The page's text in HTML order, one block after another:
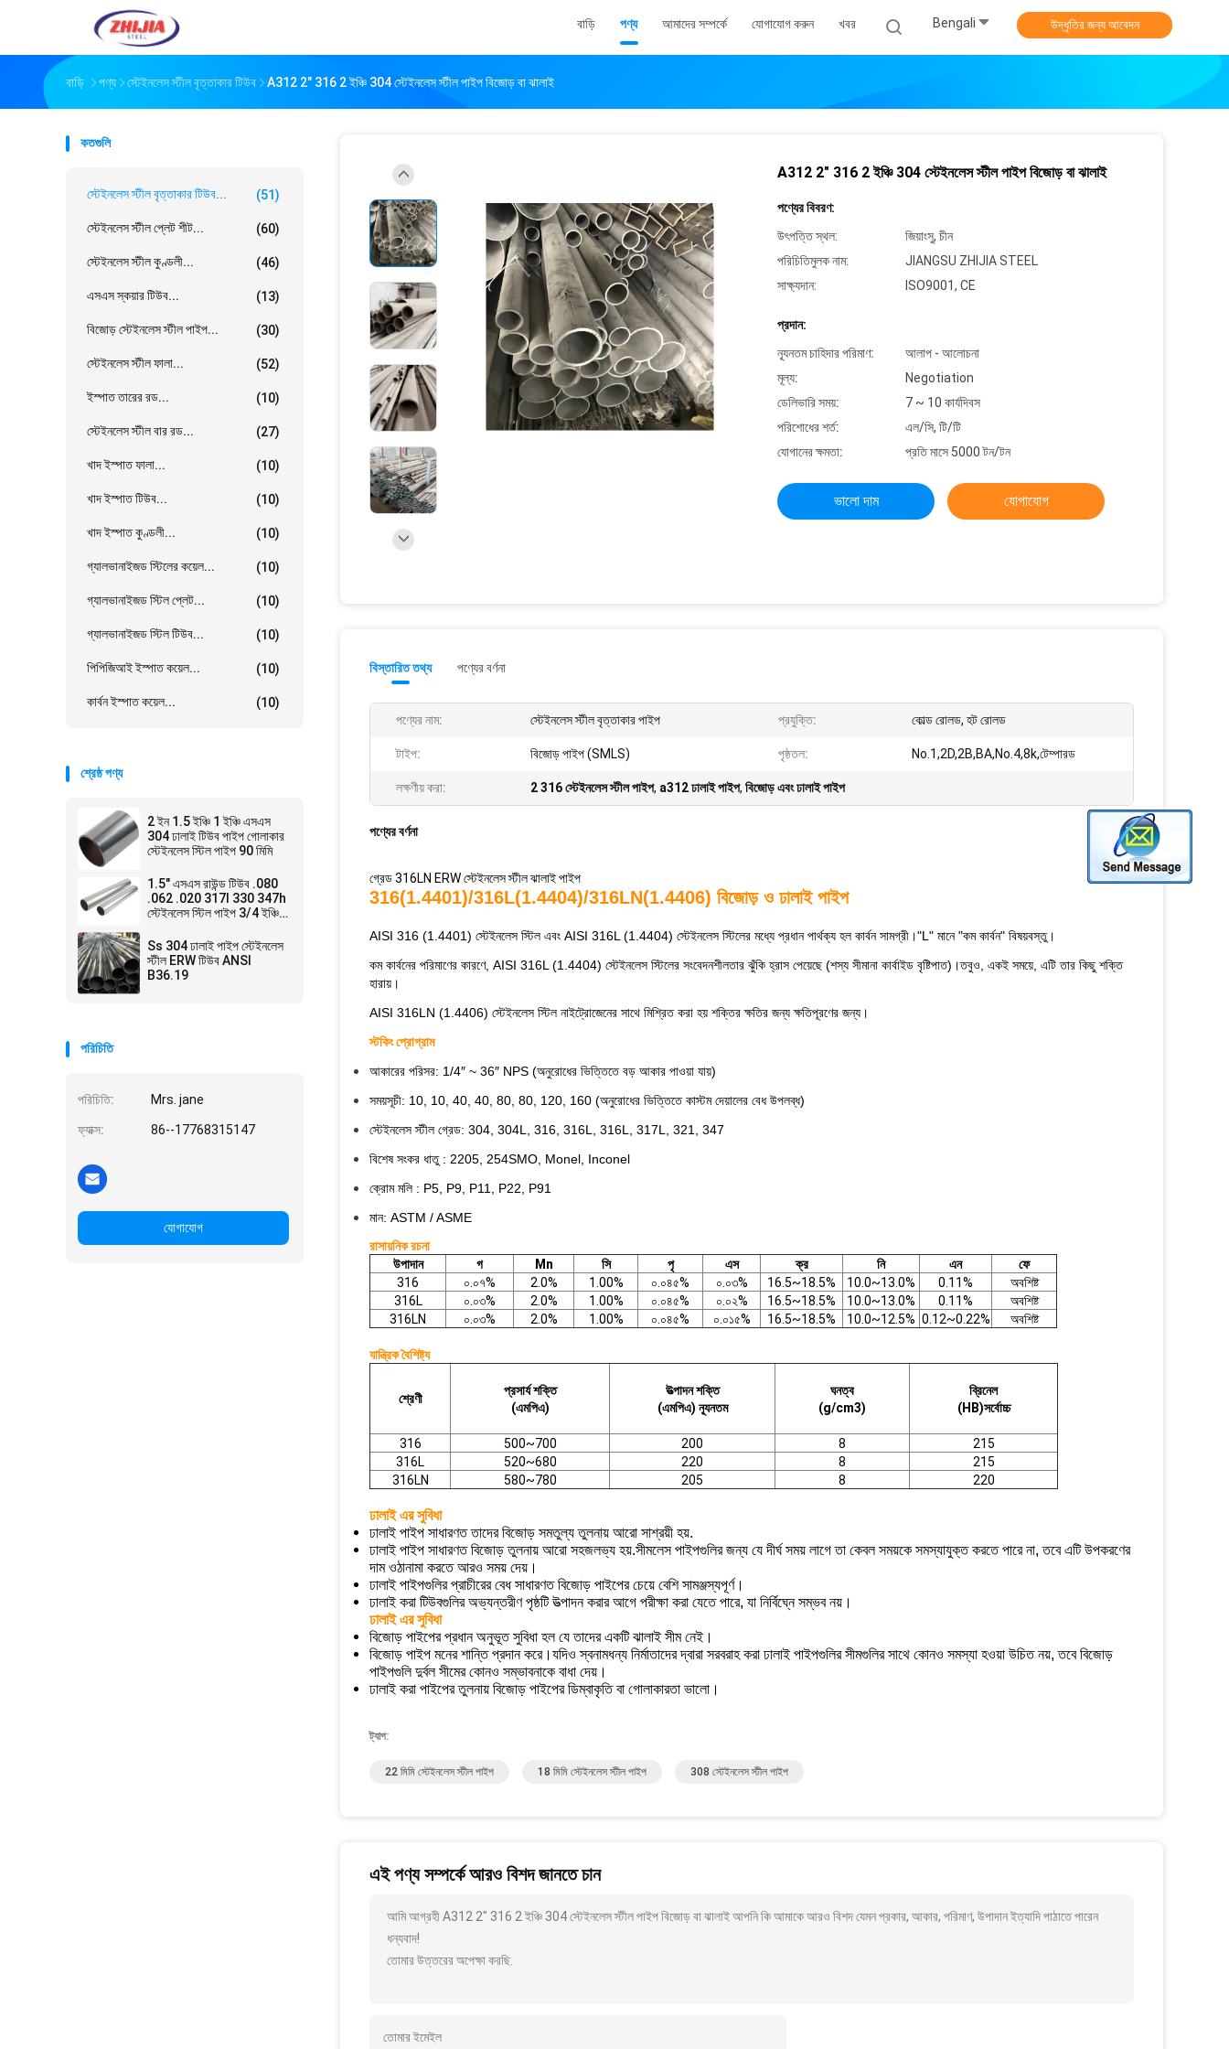
বাড়ি পণ্য আমাদের সম্পর্কে যোগাযোগ করুন খবর Bengali উদ্ধৃতির জন্য আবেদন
বাড়ি পণ্য স্টেইনলেস স্টীল বৃত্তাকার টিউব A312 2" 316 2 ইঞ্চি 304 স্টেইনলেস স্টীল পাইপ বিজোড় বা ঝালাই
কতগুলি
স্টেইনলেস স্টীল বৃত্তাকার টিউব... (51)
স্টেইনলেস স্টীল প্লেট শীট... (60)
স্টেইনলেস স্টীল কুণ্ডলী... (46)
এসএস স্কয়ার টিউব... (13)
বিজোড় স্টেইনলেস স্টীল পাইপ... (30)
স্টেইনলেস স্টীল ফালা... (52)
ইস্পাত তারের রড... (10)
স্টেইনলেস স্টীল বার রড... (27)
খাদ ইস্পাত ফালা... (10)
খাদ ইস্পাত টিউব... (10)
খাদ ইস্পাত কুণ্ডলী... (10)
গ্যালভানাইজড স্টিলের কয়েল... (10)
গ্যালভানাইজড স্টিল প্লেট... (10)
গ্যালভানাইজড স্টিল টিউব... (10)
পিপিজিআই ইস্পাত কয়েল... (10)
কার্বন ইস্পাত কয়েল... (10)
শ্রেষ্ঠ পণ্য
2 ইন 1.5 ইঞ্চি 1 ইঞ্চি এসএস
304 ঢালাই টিউব পাইপ গোলাকার
স্টেইনলেস স্টিল পাইপ 90 মিমি
1.5" এসএস রাউন্ড টিউব .080
.062 .020 317l 330 347h
স্টেইনলেস স্টিল পাইপ 3/4 ইঞ্চি
Ss 304 ঢালাই পাইপ স্টেইনলেস
স্টীল ERW টিউব ANSI
B36.19
পরিচিতি
পরিচিতি: Mrs. jane
ফ্যাক্স: 86--17768315147
যোগাযোগ
A312 2" 316 2 ইঞ্চি 304 স্টেইনলেস স্টীল পাইপ বিজোড় বা ঝালাই
পণ্যের বিবরণ:
উৎপত্তি স্থল:
জিয়াংসু, চীন
পরিচিতিমুলক নাম:
JIANGSU ZHIJIA STEEL
সাক্ষ্যদান:
ISO9001, CE
প্রদান:
ন্যূনতম চাহিদার পরিমাণ:
আলাপ - আলোচনা
মূল্য:
Negotiation
ডেলিভারি সময়:
7 ~ 10 কার্যদিবস
পরিশোধের শর্ত:
এল/সি, টি/টি
যোগানের ক্ষমতা:
প্রতি মাসে 5000 টন/টন
ভালো দাম যোগাযোগ
বিস্তারিত তথ্য পণ্যের বর্ণনা
পণ্যের নাম: স্টেইনলেস স্টীল বৃত্তাকার পাইপ প্রযুক্তি: কোল্ড রোলড, হট রোলড
টাইপ: বিজোড় পাইপ (SMLS) পৃষ্ঠতল: No.1,2D,2B,BA,No.4,8k,টেম্পারড
লক্ষণীয় করা: 2 316 স্টেইনলেস স্টীল পাইপ, a312 ঢালাই পাইপ, বিজোড় এবং ঢালাই পাইপ
পণ্যের বর্ণনা
গ্রেড 316LN ERW স্টেইনলেস স্টীল ঝালাই পাইপ
316(1.4401)/316L(1.4404)/316LN(1.4406) বিজোড় ও ঢালাই পাইপ
AISI 316 (1.4401) স্টেইনলেস স্টিল এবং AISI 316L (1.4404) স্টেইনলেস স্টিলের মধ্যে প্রধান পার্থক্য হল কার্বন সামগ্রী।"L" মানে "কম কার্বন" বিষয়বস্তু।
কম কার্বনের পরিমাণের কারণে, AISI 316L (1.4404) স্টেইনলেস স্টিলের সংবেদনশীলতার ঝুঁকি হ্রাস পেয়েছে (শস্য সীমানা কার্বাইড বৃষ্টিপাত)।তবুও, একই সময়ে, এটি তার কিছু শক্তি
হারায়।
AISI 316LN (1.4406) স্টেইনলেস স্টিল নাইট্রোজেনের সাথে মিশ্রিত করা হয় শক্তির ক্ষতির জন্য ক্ষতিপূরণের জন্য।
স্টকিং প্রোগ্রাম
আকারের পরিসর: 1/4″ ~ 36″ NPS (অনুরোধের ভিত্তিতে বড় আকার পাওয়া যায়)
সময়সূচী: 10, 10, 40, 40, 80, 80, 120, 160 (অনুরোধের ভিত্তিতে কাস্টম দেয়ালের বেধ উপলব্ধ)
স্টেইনলেস স্টীল গ্রেড: 304, 304L, 316, 316L, 316L, 317L, 321, 347
বিশেষ সংকর ধাতু : 2205, 254SMO, Monel, Inconel
ক্রোম মলি : P5, P9, P11, P22, P91
মান: ASTM / ASME
রাসায়নিক রচনা
উপাদান
গ Mn সি পৃ এস ক্র নি এন
ফে
316
০.০৭% 2.0% 1.00% ০.০৪৫% ০.০৩% 16.5~18.5% 10.0~13.0% 0.11%
অবশিষ্ট
316L
০.০৩% 2.0% 1.00% ০.০৪৫% ০.০২% 16.5~18.5% 10.0~13.0% 0.11%
অবশিষ্ট
316LN
০.০৩% 2.0% 1.00% ০.০৪৫% ০.০১৫% 16.5~18.5% 10.0~12.5% 0.12~0.22% অবশিষ্ট
যান্ত্রিক বৈশিষ্ট্য
শ্রেণী
প্রসার্য শক্তি
(এমপিএ)
উত্পাদন শক্তি
(এমপিএ) ন্যূনতম
ঘনত্ব
(g/cm3)
ব্রিনেল
(HB)সর্বোচ্চ
316 500~700 200 8
215
316L
520~680 220 8
215
316LN
580~780 205 8 220
ঢালাই এর সুবিধা
ঢালাই পাইপ সাধারণত তাদের বিজোড় সমতুল্য তুলনায় আরো সাশ্রয়ী হয়.
ঢালাই পাইপ সাধারণত বিজোড় তুলনায় আরো সহজলভ্য হয়.সীমলেস পাইপগুলির জন্য যে দীর্ঘ সময় লাগে তা কেবল সময়কে সমস্যাযুক্ত করতে পারে না, তবে এটি উপকরণের
দাম ওঠানামা করতে আরও সময় দেয়।
ঢালাই পাইপগুলির প্রাচীরের বেধ সাধারণত বিজোড় পাইপের চেয়ে বেশি সামঞ্জস্যপূর্ণ।
ঢালাই করা টিউবগুলির অভ্যন্তরীণ পৃষ্ঠটি উত্পাদন করার আগে পরীক্ষা করা যেতে পারে, যা নির্বিঘ্নে সম্ভব নয়।
ঢালাই এর সুবিধা
বিজোড় পাইপের প্রধান অনুভূত সুবিধা হল যে তাদের একটি ঝালাই সীম নেই।
বিজোড় পাইপ মনের শান্তি প্রদান করে।যদিও স্বনামধন্য নির্মাতাদের দ্বারা সরবরাহ করা ঢালাই পাইপগুলির সীমগুলির সাথে কোনও সমস্যা হওয়া উচিত নয়, তবে বিজোড়
পাইপগুলি দুর্বল সীমের কোনও সম্ভাবনাকে বাধা দেয়।
ঢালাই করা পাইপের তুলনায় বিজোড় পাইপের ডিম্বাকৃতি বা গোলাকারতা ভালো।
ট্যাগ:
22 মিমি স্টেইনলেস স্টীল পাইপ 18 মিমি স্টেইনলেস স্টীল পাইপ 308 স্টেইনলেস স্টীল পাইপ
এই পণ্য সম্পর্কে আরও বিশদ জানতে চান
আমি আগ্রহী A312 2" 316 2 ইঞ্চি 304 স্টেইনলেস স্টীল পাইপ বিজোড় বা ঝালাই আপনি কি আমাকে আরও বিশদ যেমন প্রকার, আকার, পরিমাণ, উপাদান ইত্যাদি পাঠাতে পারেন
ধন্যবাদ!
তোমার উত্তরের অপেক্ষা করছি.